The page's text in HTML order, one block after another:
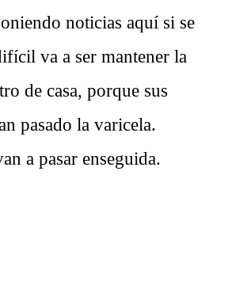
noticias aquí si se
va a ser mantener la
de casa, porque sus
pasado la varicela.
a pasar enseguida.